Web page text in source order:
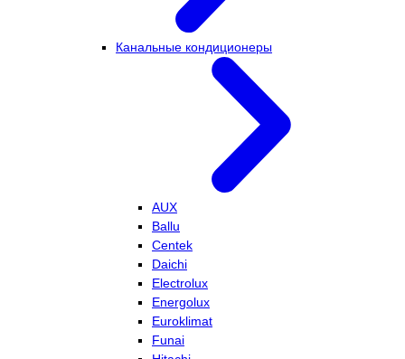
Канальные кондиционеры
AUX
Ballu
Centek
Daichi
Electrolux
Energolux
Euroklimat
Funai